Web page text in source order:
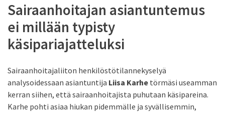
Sairaanhoitajan asiantuntemus
ei millään typisty
käsipariajatteluksi
Sairaanhoitajaliiton henkilöstötilannekyselyä
analysoidessaan asiantuntija Liisa Karhe törmäsi useamman
kerran siihen, että sairaanhoitajista puhutaan käsipareina.
Karhe pohti asiaa hiukan pidemmälle ja syvällisemmin,